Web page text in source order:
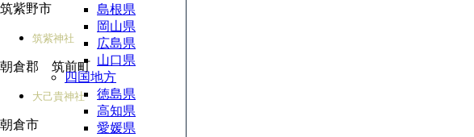
筑紫野市
筑紫神社
朝倉郡 筑前町
大己貴神社
朝倉市
島根県
岡山県
広島県
山口県
四国地方
徳島県
高知県
愛媛県